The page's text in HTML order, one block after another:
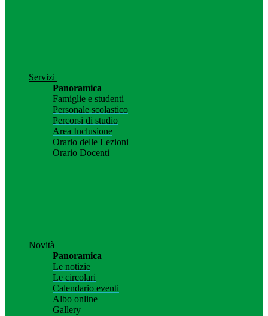
Servizi
Panoramica
Famiglie e studenti
Personale scolastico
Percorsi di studio
Area Inclusione
Orario delle Lezioni
Orario Docenti
Novità
Panoramica
Le notizie
Le circolari
Calendario eventi
Albo online
Gallery